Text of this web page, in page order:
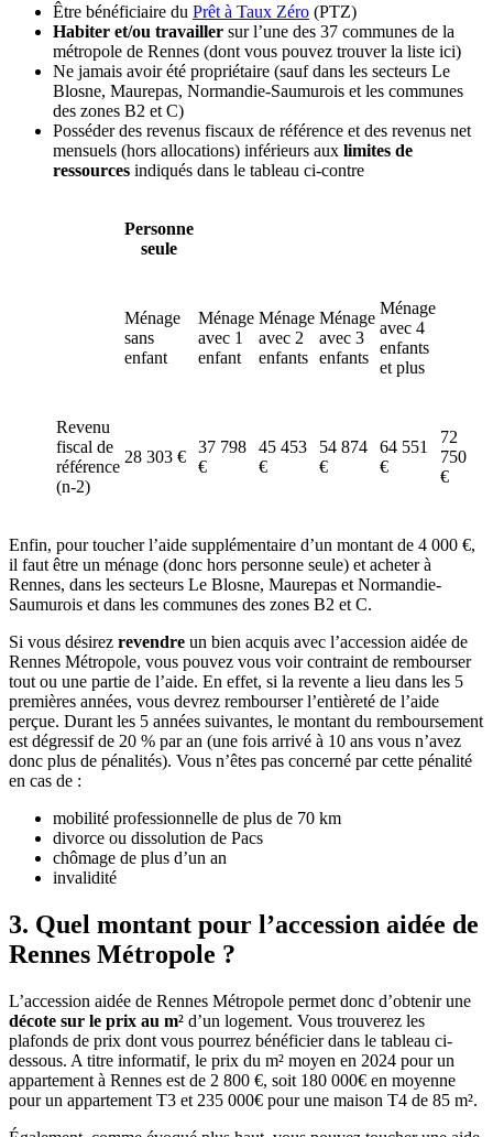
Être bénéficiaire du Prêt à Taux Zéro (PTZ)
Habiter et/ou travailler sur l’une des 37 communes de la
métropole de Rennes (dont vous pouvez trouver la liste ici)
Ne jamais avoir été propriétaire (sauf dans les secteurs Le
Blosne, Maurepas, Normandie-Saumurois et les communes
des zones B2 et C)
Posséder des revenus fiscaux de référence et des revenus net
mensuels (hors allocations) inférieurs aux limites de
ressources indiqués dans le tableau ci-contre
Personne
seule
Ménage
sans
enfant
Ménage
avec 1
enfant
Ménage
avec 2
enfants
Ménage
avec 3
enfants
Ménage
avec 4
enfants
et plus
Revenu
fiscal de
référence
(n-2)
28 303 €
37 798
€
45 453
€
54 874
€
64 551
€
72
750
€
Enfin, pour toucher l’aide supplémentaire d’un montant de 4 000 €,
il faut être un ménage (donc hors personne seule) et acheter à
Rennes, dans les secteurs Le Blosne, Maurepas et Normandie-
Saumurois et dans les communes des zones B2 et C.
Si vous désirez revendre un bien acquis avec l’accession aidée de
Rennes Métropole, vous pouvez vous voir contraint de rembourser
tout ou une partie de l’aide. En effet, si la revente a lieu dans les 5
premières années, vous devrez rembourser l’entièreté de l’aide
perçue. Durant les 5 années suivantes, le montant du remboursement
est dégressif de 20 % par an (une fois arrivé à 10 ans vous n’avez
donc plus de pénalités). Vous n’êtes pas concerné par cette pénalité
en cas de :
mobilité professionnelle de plus de 70 km
divorce ou dissolution de Pacs
chômage de plus d’un an
invalidité
3. Quel montant pour l’accession aidée de
Rennes Métropole ?
L’accession aidée de Rennes Métropole permet donc d’obtenir une
décote sur le prix au m² d’un logement. Vous trouverez les
plafonds de prix dont vous pourrez bénéficier dans le tableau ci-
dessous. A titre informatif, le prix du m² moyen en 2024 pour un
appartement à Rennes est de 2 800 €, soit 180 000€ en moyenne
pour un appartement T3 et 235 000€ pour une maison T4 de 85 m².